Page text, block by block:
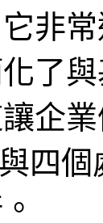
非
了
企
四